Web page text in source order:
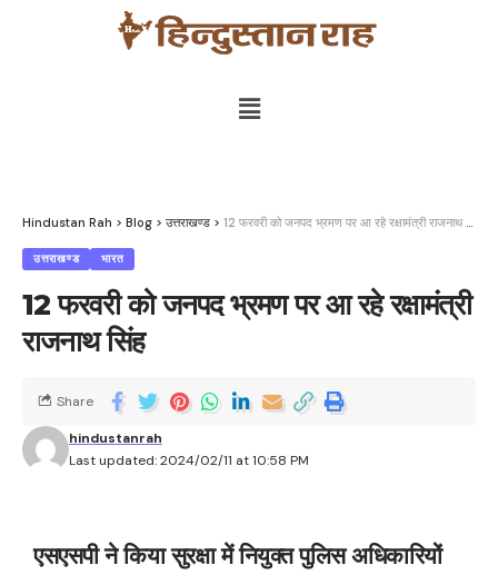
Hindustan Rah > Blog > उत्तराखण्ड > 12 फरवरी को जनपद भ्रमण पर आ रहे रक्षामंत्री राजनाथ सिंह
उत्तराखण्ड भारत
12 फरवरी को जनपद भ्रमण पर आ रहे रक्षामंत्री
राजनाथ सिंह
Last updated: 2024/02/11 at 10:58 PM
hindustanrah
Share
एसएसपी ने किया सुरक्षा में नियुक्त पुलिस अधिकारियों